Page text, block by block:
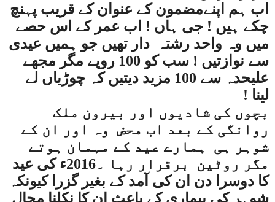
اب ہم اپنےمضمون کے عنوان کے قریب پہنچ
چکے ہیں ! جی ہاں ! اب عمر کے اس حصے
میں وہ واحد رشتہ
دار تھیں جو ہمیں عیدی
سے نوازتیں ! سب کو 100 روپے مگر مجھے
علیحدہ سے 100 مزید دیتیں کہ چوڑیاں لے
لینا !
بچوں کی شادیوں اور بیرون ملک
روانگی کے بعد اب محض وہ اور ان کے
شوہر ہی
ہمارے عید کے مہمان ہوتے
مگر روٹین
برقرار رہا ۔2016ء کی عید
کا دوسرا دن ان کی آمد کے بغیر گزرا کیونکہ
شوہر کی بیماری کے باعث ان کا نکلنا محال